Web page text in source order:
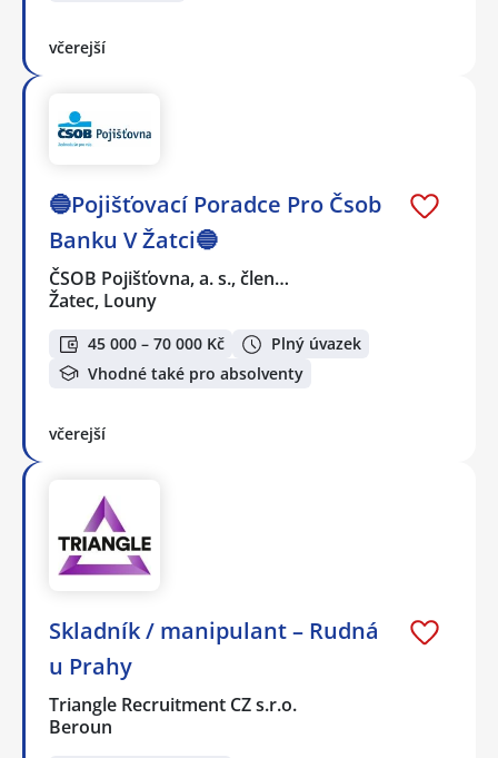
včerejší
🔵Pojišťovací Poradce Pro Čsob
Banku V Žatci🔵
ČSOB Pojišťovna, a. s., člen…
Žatec, Louny
45 000 – 70 000 Kč
Plný úvazek
Vhodné také pro absolventy
včerejší
Skladník / manipulant – Rudná
u Prahy
Triangle Recruitment CZ s.r.o.
Beroun